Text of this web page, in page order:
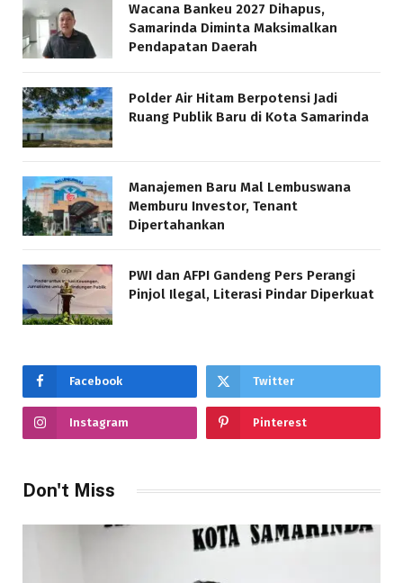
Wacana Bankeu 2027 Dihapus,
Samarinda Diminta Maksimalkan
Pendapatan Daerah
Polder Air Hitam Berpotensi Jadi
Ruang Publik Baru di Kota Samarinda
Manajemen Baru Mal Lembuswana
Memburu Investor, Tenant
Dipertahankan
PWI dan AFPI Gandeng Pers Perangi
Pinjol Ilegal, Literasi Pindar Diperkuat
Facebook Twitter
Instagram Pinterest
Don't Miss